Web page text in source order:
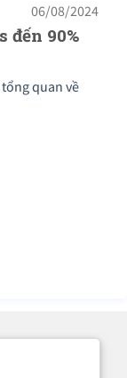
06/08/2024
90%
quan về